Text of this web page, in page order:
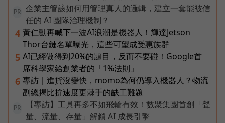
PR
企業主管該如何用管理真人的邏輯，建立一套能被信
任的 AI 團隊治理機制？
4 黃仁勳再喊下一波AI浪潮是機器人！輝達Jetson
Thor台鏈名單曝光，這些可望成受惠族群
5 AI已經做得到20%的題目，反而不要碰！Google首
席科學家給創業者的「1%法則」
6 專訪｜進貨沒變快，momo為何仍導入機器人？物流
副總揭比拚速度更棘手的缺工難題
PR
【專訪】工具再多不如飛輪有效！數聚集團首創「聲
量、流量、存量」解鎖 AI 成長引擎